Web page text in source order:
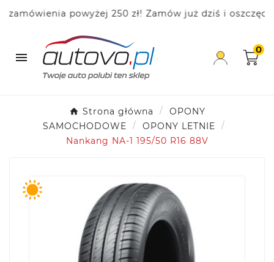
powyżej 250 zł! Zamów już dziś i oszczędzaj!

0
Strona główna
OPONY
SAMOCHODOWE
OPONY LETNIE
Nankang NA-1 195/50 R16 88V